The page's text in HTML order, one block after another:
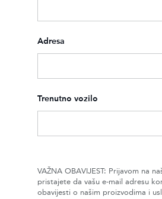
Adresa
Trenutno vozilo
VAŽNA OBAVIJEST: Prijavom na
pristajete da vašu e-mail adresu
obavijesti o našim proizvodima i